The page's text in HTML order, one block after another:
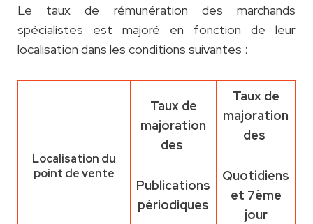
Le taux de rémunération des marchands
spécialistes est majoré en fonction de leur
localisation dans les conditions suivantes :
Localisation du
point de vente
Taux de
majoration
des
Publications
périodiques
Taux de
majoration
des
Quotidiens
et 7ème
jour